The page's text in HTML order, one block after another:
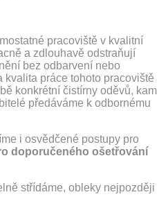
pracoviště v kvalitní
a zdlouhavě odstraňují
bez odbarvení nebo
práce tohoto pracoviště
konkrétní čistírny oděvů, kam
předáváme k odbornému
i osvědčené postupy pro
doporučeného ošetřování
střídáme, obleky nejpozději